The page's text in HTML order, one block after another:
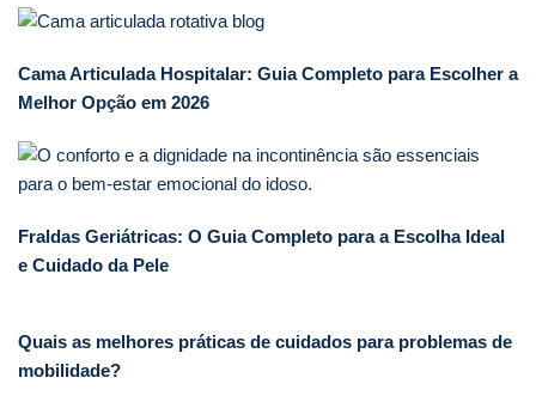
Cama Articulada Hospitalar: Guia Completo para Escolher a
Melhor Opção em 2026
Fraldas Geriátricas: O Guia Completo para a Escolha Ideal
e Cuidado da Pele
Quais as melhores práticas de cuidados para problemas de
mobilidade?